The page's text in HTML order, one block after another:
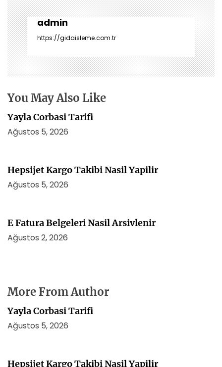
g
e
z
i
n
m
s
i
admin
https://gidaisleme.com.tr
You May Also Like
Yayla Corbasi Tarifi
Ağustos 5, 2026
Hepsijet Kargo Takibi Nasil Yapilir
Ağustos 5, 2026
E Fatura Belgeleri Nasil Arsivlenir
Ağustos 2, 2026
More From Author
Yayla Corbasi Tarifi
Ağustos 5, 2026
Hepsijet Kargo Takibi Nasil Yapilir